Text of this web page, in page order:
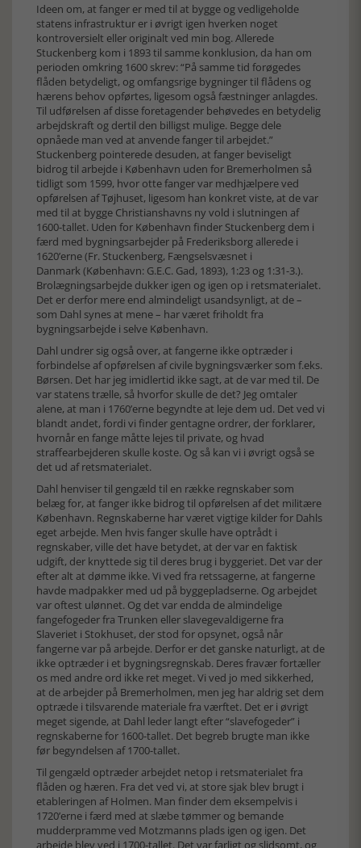
Ideen om, at fanger er med til at bygge og vedligeholde
statens infrastruktur er i øvrigt igen hverken noget
kontroversielt eller originalt ved min bog. Allerede
Stuckenberg kom i 1893 til samme konklusion, da han om
perioden omkring 1600 skrev: “På samme tid forøgedes
flåden betydeligt, og omfangsrige bygninger til flådens og
hærens behov opførtes, ligesom også fæstninger anlagdes.
Til udførelsen af disse foretagender behøvedes en betydelig
arbejdskraft og dertil den billigst mulige. Begge dele
opnåede man ved at anvende fanger til arbejdet.”
Stuckenberg pointerede desuden, at fanger beviseligt
bidrog til arbejde i København uden for Bremerholmen så
tidligt som 1599, hvor otte fanger var medhjælpere ved
opførelsen af Tøjhuset, ligesom han konkret viste, at de var
med til at bygge Christianshavns ny vold i slutningen af
1600-tallet. Uden for København finder Stuckenberg dem i
færd med bygningsarbejder på Frederiksborg allerede i
1620’erne (Fr. Stuckenberg, Fængselsvæsnet i
Danmark (København: G.E.C. Gad, 1893), 1:23 og 1:31-3.).
Brolægningsarbejde dukker igen og igen op i retsmaterialet.
Det er derfor mere end almindeligt usandsynligt, at de –
som Dahl synes at mene – har været friholdt fra
bygningsarbejde i selve København.
Dahl undrer sig også over, at fangerne ikke optræder i
forbindelse af opførelsen af civile bygningsværker som f.eks.
Børsen. Det har jeg imidlertid ikke sagt, at de var med til. De
var statens trælle, så hvorfor skulle de det? Jeg omtaler
alene, at man i 1760’erne begyndte at leje dem ud. Det ved vi
blandt andet, fordi vi finder gentagne ordrer, der forklarer,
hvornår en fange måtte lejes til private, og hvad
straffearbejderen skulle koste. Og så kan vi i øvrigt også se
det ud af retsmaterialet.
Dahl henviser til gengæld til en række regnskaber som
belæg for, at fanger ikke bidrog til opførelsen af det militære
København. Regnskaberne har været vigtige kilder for Dahls
eget arbejde. Men hvis fanger skulle have optrådt i
regnskaber, ville det have betydet, at der var en faktisk
udgift, der knyttede sig til deres brug i byggeriet. Det var der
efter alt at dømme ikke. Vi ved fra retssagerne, at fangerne
havde madpakker med ud på byggepladserne. Og arbejdet
var oftest ulønnet. Og det var endda de almindelige
fangefogeder fra Trunken eller slavegevaldigerne fra
Slaveriet i Stokhuset, der stod for opsynet, også når
fangerne var på arbejde. Derfor er det ganske naturligt, at de
ikke optræder i et bygningsregnskab. Deres fravær fortæller
os med andre ord ikke ret meget. Vi ved jo med sikkerhed,
at de arbejder på Bremerholmen, men jeg har aldrig set dem
optræde i tilsvarende materiale fra værftet. Det er i øvrigt
meget sigende, at Dahl leder langt efter “slavefogeder” i
regnskaberne for 1600-tallet. Det begreb brugte man ikke
før begyndelsen af 1700-tallet.
Til gengæld optræder arbejdet netop i retsmaterialet fra
flåden og hæren. Fra det ved vi, at store sjak blev brugt i
etableringen af Holmen. Man finder dem eksempelvis i
1720’erne i færd med at slæbe tømmer og bemande
mudderpramme ved Motzmanns plads igen og igen. Det
arbejde blev ved i 1700-tallet. Det var farligt og slidsomt, og